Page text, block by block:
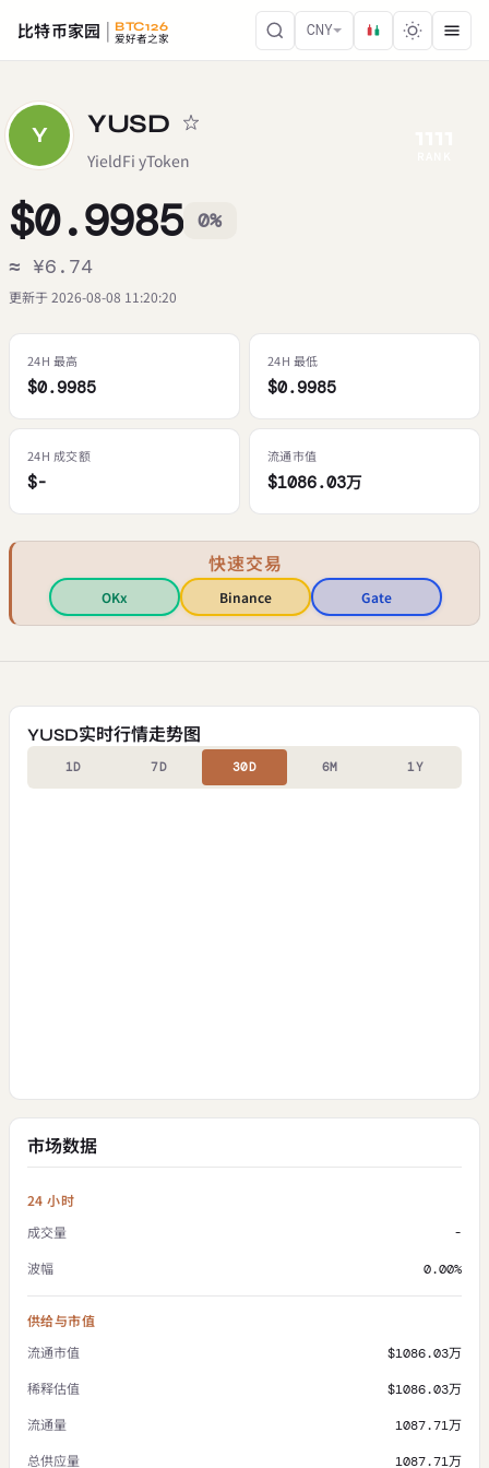
比特币家园
BTC126
爱好者之家
CNY
Y YUSD
YieldFi yToken
$0.9985 0%
≈ ¥6.74
更新于 2026-08-08 11:20:20
24H 最高
$0.9985
24H 最低
$0.9985
24H 成交额
$-
流通市值
$1086.03万
快速交易
OKx Binance Gate
YUSD实时行情走势图
1D 7D 30D 6M 1Y
市场数据
24 小时
成交量
-
波幅 0.00%
供给与市值
流通市值
$1086.03万
稀释估值 $1086.03万
流通量 1087.71万
总供应量 1087.71万